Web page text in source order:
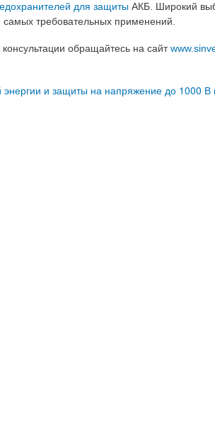
для защиты АКБ. Широкий
требовательных применений.
обращайтесь на сайт
энергии и защиты на напряжение до 1000 В